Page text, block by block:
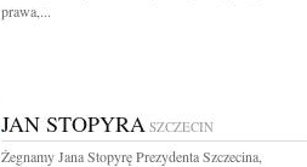
prawa,...
JAN STOPYRA SZCZECIN
Żegnamy Jana Stopyrę Prezydenta Szczecina,